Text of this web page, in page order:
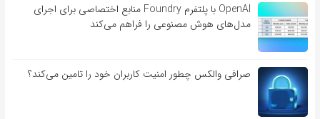
OpenAI با پلتفرم Foundry منابع اختصاصی برای اجرای
مدل‌های هوش مصنوعی را فراهم می‌کند
صرافی والکس چطور امنیت کاربران خود را تامین می‌کند؟